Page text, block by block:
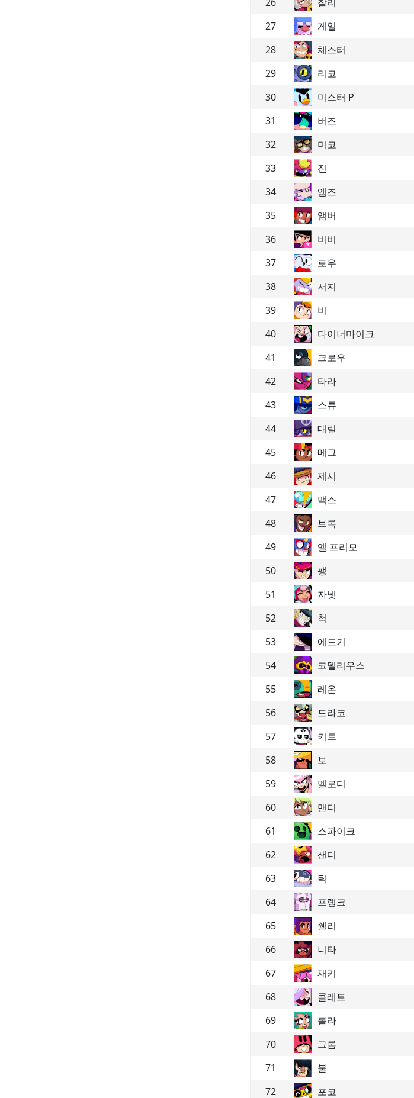
27
게일
28
체스터
29
리코
30
미스터 P
31
버즈
32
미코
33
진
34
엠즈
35
앰버
36
비비
37
로우
38
서지
39
비
40
다이너마이크
41
크로우
42
타라
43
스튜
44
대릴
45
메그
46
제시
47
맥스
48
브록
49
엘 프리모
50
팽
51
자넷
52
척
53
에드거
54
코델리우스
55
레온
56
드라코
57
키트
58
보
59
멜로디
60
맨디
61
스파이크
62
샌디
63
틱
64
프랭크
65
쉘리
66
니타
67
재키
68
콜레트
69
롤라
70
그롬
71
불
72
포코